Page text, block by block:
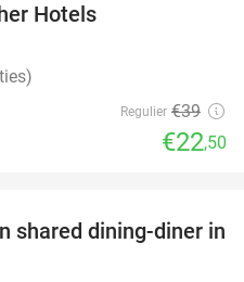
Hotels
Regulier €39
€22,50
36%
shared dining-diner in